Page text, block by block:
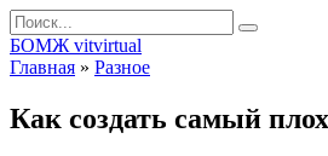
Перейти
к
контенту
Search
for:
БОМЖ vitvirtual
Главная » Разное
Как создать самый